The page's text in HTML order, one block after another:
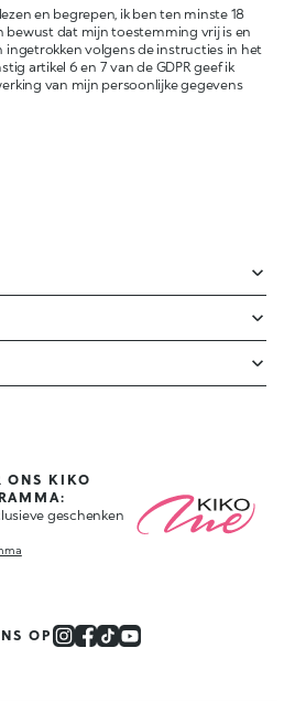
en begrepen, ik ben ten minste 18
bewust dat mijn toestemming vrij is en
ingetrokken volgens de instructies in het
artikel 6 en 7 van de GDPR geef ik
van mijn persoonlijke gegevens
ONS KIKO
geschenken
OP